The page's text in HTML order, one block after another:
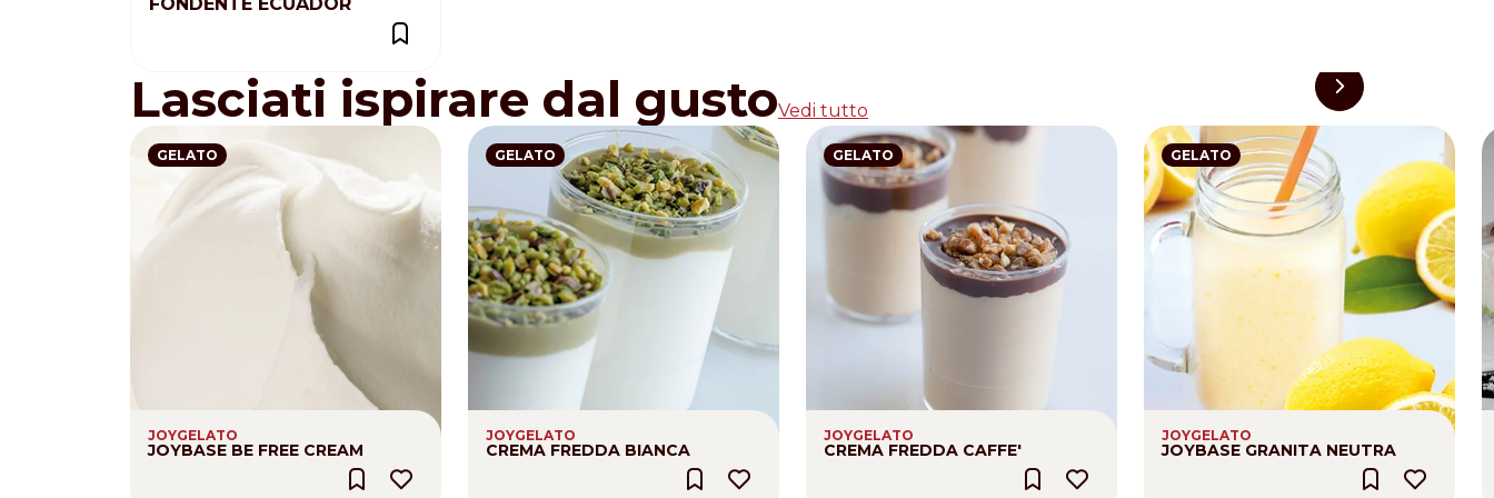
Lasciati ispirare dal gustoVedi tutto
GELATO
JOYGELATO
JOYBASE BE FREE CREAM
GELATO
JOYGELATO
CREMA FREDDA BIANCA
GELATO
JOYGELATO
CREMA FREDDA CAFFE'
GELATO
JOYGELATO
JOYBASE GRANITA NEUTRA